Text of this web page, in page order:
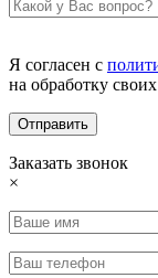
Я согласен с
на обработку
Заказать звонок
×